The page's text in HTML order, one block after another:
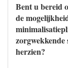
Bent u bereid
de
herzien?